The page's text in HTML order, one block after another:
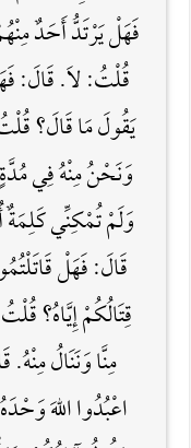
فَهَلْ يَرْتَدُّ أَحَدٌ
قُلْتُ: لاَ. قَالَ:
يَقُولَ مَا قَالَ؟
وَنَحْنُ مِنْهُ فِي
وَلَمْ تُمْكِنِّي كَلِمَةٌ
قَالَ: فَهَلْ
قِتَالُكُمْ إِيَّاهُ؟
مِنَّا وَنَنَالُ
اعْبُدُوا اللَّهَ